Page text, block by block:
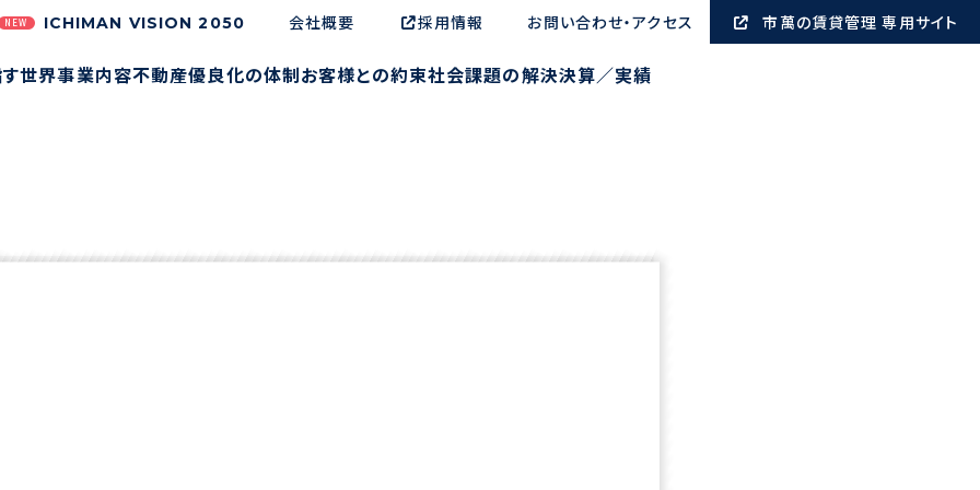
NEW ICHIMAN VISION 2050 会社概要 採用情報 お問い合わせ・アクセス 市萬の賃貸管理 専用サイト
世界事業内容不動産優良化の体制お客様との約束社会課題の解決決算／実績